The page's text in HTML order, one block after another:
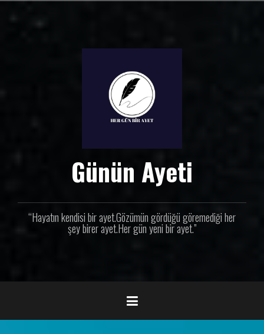
Günün Ayeti
“Hayatın kendisi bir ayet.Gözümün gördüğü göremediği her
şey birer ayet.Her gün yeni bir ayet.”